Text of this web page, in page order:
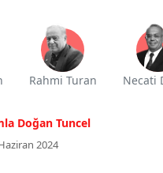
Rahmi Turan Necati
Doğan Tuncel
2024